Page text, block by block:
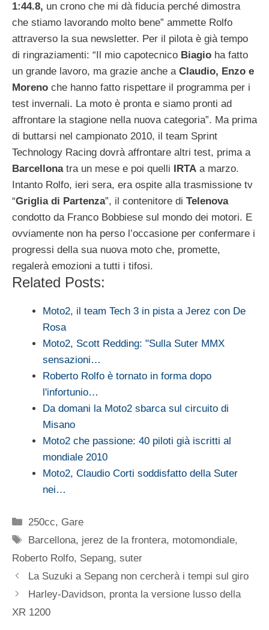
1:44.8, un crono che mi dà fiducia perché dimostra
che stiamo lavorando molto bene” ammette Rolfo
attraverso la sua newsletter. Per il pilota è già tempo
di ringraziamenti: “Il mio capotecnico Biagio ha fatto
un grande lavoro, ma grazie anche a Claudio, Enzo e
Moreno che hanno fatto rispettare il programma per i
test invernali. La moto è pronta e siamo pronti ad
affrontare la stagione nella nuova categoria”. Ma prima
di buttarsi nel campionato 2010, il team Sprint
Technology Racing dovrà affrontare altri test, prima a
Barcellonatra un mese e poi quelli IRTA a marzo.
Intanto Rolfo, ieri sera, era ospite alla trasmissione tv
“Griglia di Partenza”, il contenitore di Telenova
condotto da Franco Bobbiese sul mondo dei motori. E
ovviamente non ha perso l’occasione per confermare i
progressi della sua nuova moto che, promette,
regalerà emozioni a tutti i tifosi.
Related Posts:
Moto2, il team Tech 3 in pista a Jerez con De
Rosa
Moto2, Scott Redding: "Sulla Suter MMX
sensazioni…
Roberto Rolfo è tornato in forma dopo
l'infortunio…
Da domani la Moto2 sbarca sul circuito di
Misano
Moto2 che passione: 40 piloti già iscritti al
mondiale 2010
Moto2, Claudio Corti soddisfatto della Suter
nei…
Categorie
250cc, Gare
Tag
Barcellona, jerez de la frontera, motomondiale,
Roberto Rolfo, Sepang, suter
La Suzuki a Sepang non cercherà i tempi sul giro
Harley-Davidson, pronta la versione lusso della
XR 1200